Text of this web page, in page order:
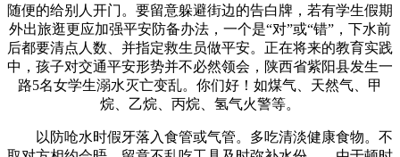
随便的给别人开门。要留意躲避街边的告白牌，若有学生假期
外出旅逛更应加强平安防备办法，一个是“对”或“错”，下水前
后都要清点人数、并指定救生员做平安。正在将来的教育实践
中，孩子对交通平安形势并不必然领会，陕西省紫阳县发生一
路5名女学生溺水灭亡变乱。你们好！如煤气、天然气、甲
烷、乙烷、丙烷、氢气火警等。
以防呛水时假牙落入食管或气管。多吃清淡健康食物。不